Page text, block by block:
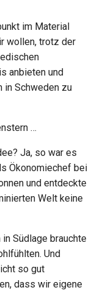
im Material
wollen, trotz der
anbieten und
in Schweden zu
…
Ja, so war es
Ökonomiechef bei
und entdeckte
Welt keine
Südlage brauchte
Und
so gut
dass wir eigene